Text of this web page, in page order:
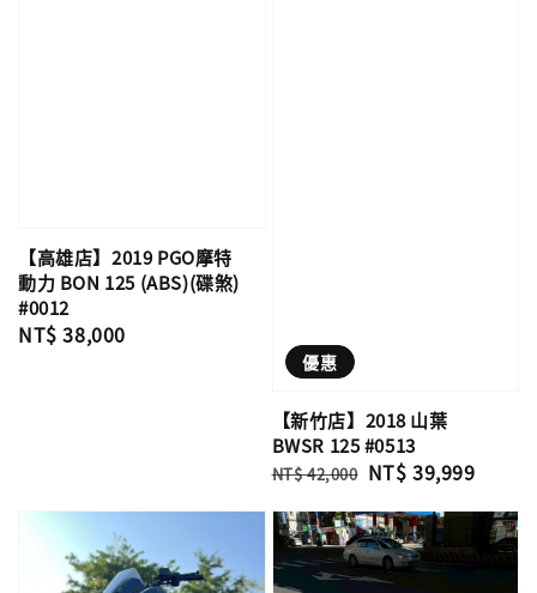
【高雄店】2019 PGO摩特
動力 BON 125 (ABS)(碟煞)
#0012
Regular
NT$ 38,000
優惠
【新竹店】2018 山葉
BWSR 125 #0513
Regular
NT$ 42,000 Sale
NT$ 39,999